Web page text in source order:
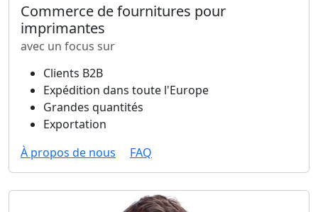
Commerce de fournitures pour
imprimantes
avec un focus sur
Clients B2B
Expédition dans toute l'Europe
Grandes quantités
Exportation
À propos de nous
FAQ